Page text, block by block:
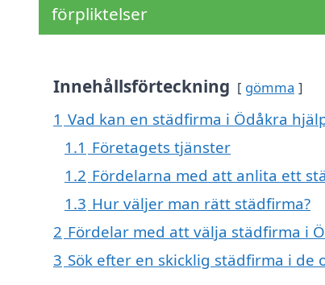
förpliktelser
Innehållsförteckning gömma
1 Vad kan en städfirma i Ödåkra
1.1 Företagets tjänster
1.2 Fördelarna med att anlita ett
1.3 Hur väljer man rätt städfirma?
2 Fördelar med att välja städfirma i
3 Sök efter en skicklig städfirma i de